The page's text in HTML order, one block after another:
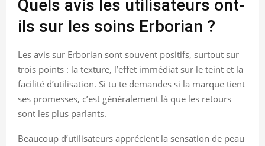
Quels avis les utilisateurs ont-
ils sur les soins Erborian ?
Les avis sur Erborian sont souvent positifs, surtout sur
trois points : la texture, l’effet immédiat sur le teint et la
facilité d’utilisation. Si tu te demandes si la marque tient
ses promesses, c’est généralement là que les retours
sont les plus parlants.
Beaucoup d’utilisateurs apprécient la sensation de peau